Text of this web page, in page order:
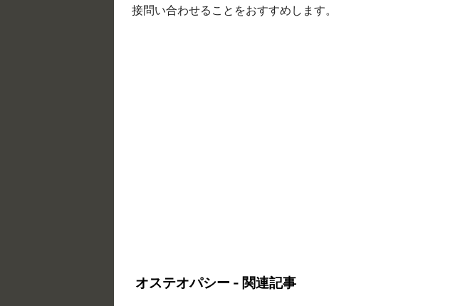
接問い合わせることをおすすめします。
オステオパシー - 関連記事